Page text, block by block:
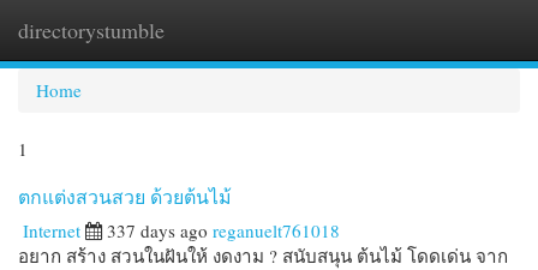
directorystumble
Home
1
ตกแต่งสวนสวย ด้วยต้นไม้
Internet 337 days ago reganuelt761018
อยาก สร้าง สวนในฝันให้ งดงาม ? สนับสนุน ต้นไม้ โดดเด่น จาก